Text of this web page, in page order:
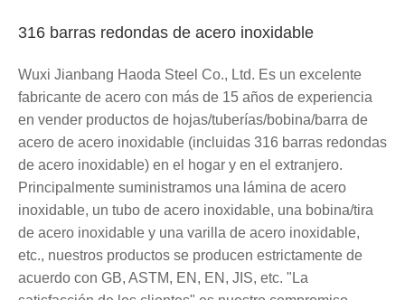
316 barras redondas de acero inoxidable
Wuxi Jianbang Haoda Steel Co., Ltd. Es un excelente
fabricante de acero con más de 15 años de experiencia
en vender productos de hojas/tuberías/bobina/barra de
acero de acero inoxidable (incluidas 316 barras redondas
de acero inoxidable) en el hogar y en el extranjero.
Principalmente suministramos una lámina de acero
inoxidable, un tubo de acero inoxidable, una bobina/tira
de acero inoxidable y una varilla de acero inoxidable,
etc., nuestros productos se producen estrictamente de
acuerdo con GB, ASTM, EN, EN, JIS, etc. "La